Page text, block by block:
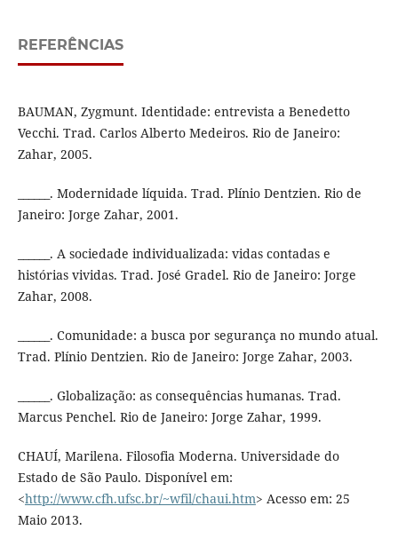
REFERÊNCIAS
BAUMAN, Zygmunt. Identidade: entrevista a Benedetto
Vecchi. Trad. Carlos Alberto Medeiros. Rio de Janeiro:
Zahar, 2005.
______. Modernidade líquida. Trad. Plínio Dentzien. Rio de
Janeiro: Jorge Zahar, 2001.
______. A sociedade individualizada: vidas contadas e
histórias vividas. Trad. José Gradel. Rio de Janeiro: Jorge
Zahar, 2008.
______. Comunidade: a busca por segurança no mundo atual.
Trad. Plínio Dentzien. Rio de Janeiro: Jorge Zahar, 2003.
______. Globalização: as consequências humanas. Trad.
Marcus Penchel. Rio de Janeiro: Jorge Zahar, 1999.
CHAUÍ, Marilena. Filosofia Moderna. Universidade do
Estado de São Paulo. Disponível em:
<http://www.cfh.ufsc.br/~wfil/chaui.htm> Acesso em: 25
Maio 2013.